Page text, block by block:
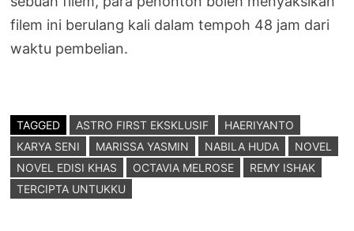
filem ini berulang kali dalam tempoh 48 jam dari
waktu pembelian.
TAGGED ASTRO FIRST EKSKLUSIF
HAERIYANTO
KARYA SENI
MARISSA YASMIN NABILA HUDA
NOVEL
NOVEL EDISI KHAS
OCTAVIA MELROSE
REMY ISHAK
TERCIPTA UNTUKKU